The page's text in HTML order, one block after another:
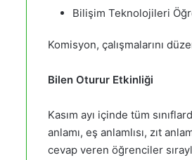
Bilişim Teknolojileri
Komisyon, çalışmalarını
Bilen Oturur Etkinliği
Kasım ayı içinde tüm
anlamı, eş anlamlısı, zıt
cevap veren öğrenciler